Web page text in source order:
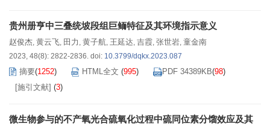
贵州册亨中三叠统坡段组巨鲕特征及其环境指示意义
赵俊杰, 黄云飞, 田力 , 黄子航, 王延达, 吉霞, 张世岩, 童金南
2023, 48(8): 2822-2836. doi: 10.3799/dqkx.2023.087
摘要(1252) HTML全文 (995) PDF 34389KB(98)
[施引文献] (3)
微生物参与的不产氧光合硫氧化过程中硫同位素分馏效应及其